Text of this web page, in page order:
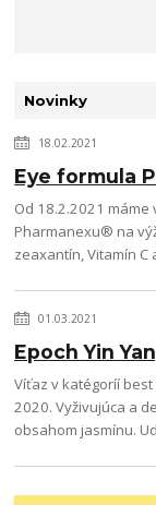
Novinky
18.02.2021
Eye formula
Od 18.2.2021 máme
Pharmanexu® na
zeaxantín, Vitamín C
01.03.2021
Epoch Yin
Víťaz v katégoríí
2020. Vyživujúca a
obsahom jasmínu.